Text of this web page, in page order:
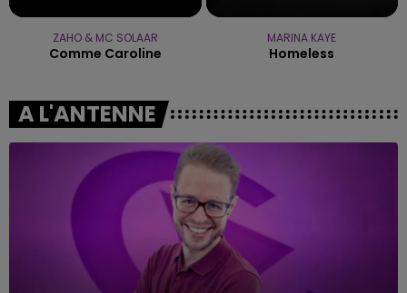
ZAHO & MC SOLAAR
Comme Caroline
MARINA KAYE
Homeless
A L'ANTENNE